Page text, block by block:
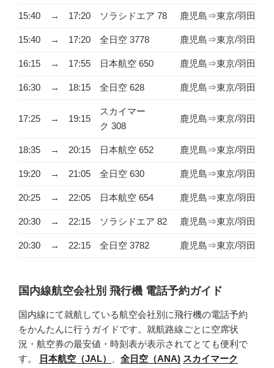
15:40 → 17:20 ソラシドエア 78 鹿児島⇒東京/羽田
15:40 → 17:20 全日空 3778 鹿児島⇒東京/羽田
16:15 → 17:55 日本航空 650 鹿児島⇒東京/羽田
16:30 → 18:15 全日空 628 鹿児島⇒東京/羽田
17:25 → 19:15
スカイマー
ク 308
鹿児島⇒東京/羽田
18:35 → 20:15 日本航空 652 鹿児島⇒東京/羽田
19:20 → 21:05 全日空 630 鹿児島⇒東京/羽田
20:25 → 22:05 日本航空 654 鹿児島⇒東京/羽田
20:30 → 22:15 ソラシドエア 82 鹿児島⇒東京/羽田
20:30 → 22:15 全日空 3782 鹿児島⇒東京/羽田
国内線航空会社別 飛行機 電話予約ガイド
国内線にて就航している航空会社別に飛行機の電話予約
をかんたんに行うガイドです。就航路線ごとに空席状
況・航空券の最安値・時刻表が表示されてとても便利で
す。
日本航空（JAL） 全日空（ANA) スカイマーク